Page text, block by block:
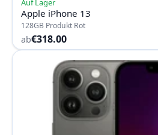
Auf Lager
Apple iPhone 13
128GB Produkt Rot
ab€318.00